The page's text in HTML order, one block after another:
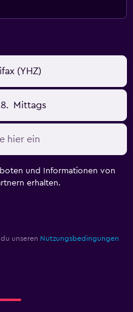
(YHZ)
Mittags
und Informationen von
erhalten.
unseren Nutzungsbedingungen